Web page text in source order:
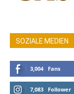
SOZIALE MEDIEN
3,004 Fans
7,083 Follower